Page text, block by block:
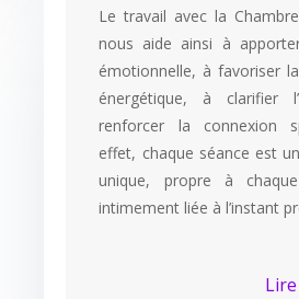
Le travail avec la
nous aide ainsi à
émotionnelle, à favoriser
énergétique, à clarifier
renforcer la connexion
effet, chaque séance est
unique, propre à
intimement liée à l’instant